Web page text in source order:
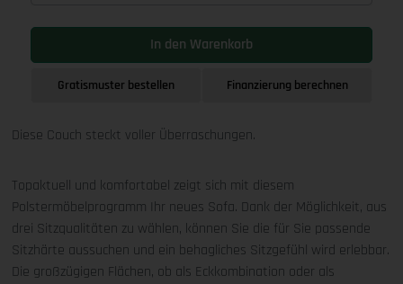
In den Warenkorb
Gratismuster bestellen Finanzierung berechnen
Diese Couch steckt voller Überraschungen.
Topaktuell und komfortabel zeigt sich mit diesem
Polstermöbelprogramm Ihr neues Sofa. Dank der Möglichkeit, aus
drei Sitzqualitäten zu wählen, können Sie die für Sie passende
Sitzhärte aussuchen und ein behagliches Sitzgefühl wird erlebbar.
Die großzügigen Flächen, ob als Eckkombination oder als